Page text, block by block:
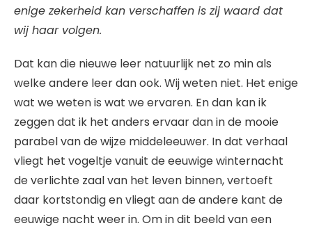
enige zekerheid kan verschaffen is zij waard dat
wij haar volgen.
Dat kan die nieuwe leer natuurlijk net zo min als
welke andere leer dan ook. Wij weten niet. Het enige
wat we weten is wat we ervaren. En dan kan ik
zeggen dat ik het anders ervaar dan in de mooie
parabel van de wijze middeleeuwer. In dat verhaal
vliegt het vogeltje vanuit de eeuwige winternacht
de verlichte zaal van het leven binnen, vertoeft
daar kortstondig en vliegt aan de andere kant de
eeuwige nacht weer in. Om in dit beeld van een